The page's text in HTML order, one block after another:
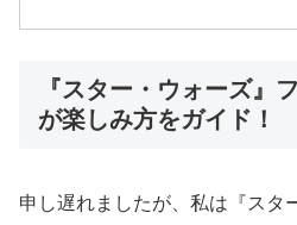
『スター・ウォーズ』
が楽しみ方をガイド！
申し遅れましたが、私は『スタ